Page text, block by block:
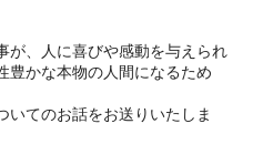
が、人に喜びや感動を与えられ
豊かな本物の人間になるため
いてのお話をお送りいたしま